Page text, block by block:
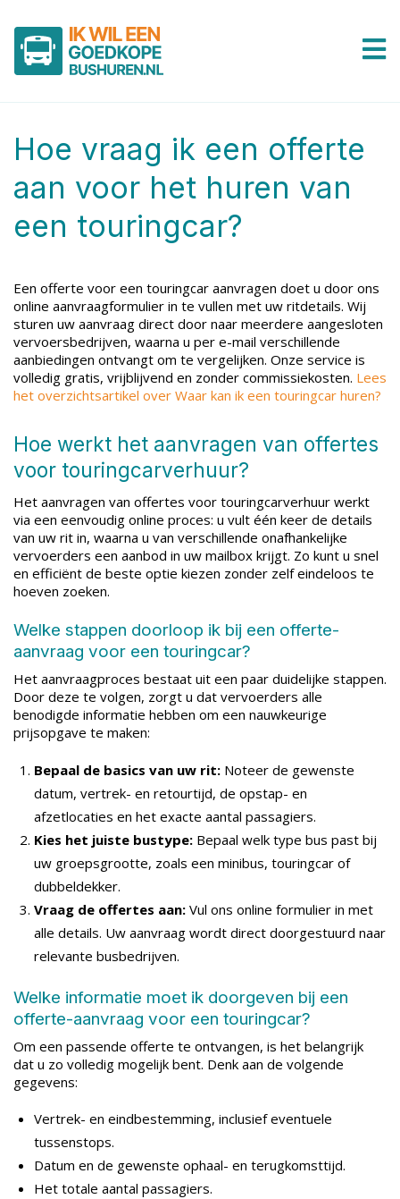
Hoe vraag ik een offerte
aan voor het huren van
een touringcar?
Een offerte voor een touringcar aanvragen doet u door ons
online aanvraagformulier in te vullen met uw ritdetails. Wij
sturen uw aanvraag direct door naar meerdere aangesloten
vervoersbedrijven, waarna u per e-mail verschillende
aanbiedingen ontvangt om te vergelijken. Onze service is
volledig gratis, vrijblijvend en zonder commissiekosten. Lees
het overzichtsartikel over Waar kan ik een touringcar huren?
Hoe werkt het aanvragen van offertes
voor touringcarverhuur?
Het aanvragen van offertes voor touringcarverhuur werkt
via een eenvoudig online proces: u vult één keer de details
van uw rit in, waarna u van verschillende onafhankelijke
vervoerders een aanbod in uw mailbox krijgt. Zo kunt u snel
en efficiënt de beste optie kiezen zonder zelf eindeloos te
hoeven zoeken.
Welke stappen doorloop ik bij een offerte-
aanvraag voor een touringcar?
Het aanvraagproces bestaat uit een paar duidelijke stappen.
Door deze te volgen, zorgt u dat vervoerders alle
benodigde informatie hebben om een nauwkeurige
prijsopgave te maken:
Bepaal de basics van uw rit:Noteer de gewenste
datum, vertrek- en retourtijd, de opstap- en
afzetlocaties en het exacte aantal passagiers.
Kies het juiste bustype:Bepaal welk type bus past bij
uw groepsgrootte, zoals een minibus, touringcar of
dubbeldekker.
Vraag de offertes aan:Vul ons online formulier in met
alle details. Uw aanvraag wordt direct doorgestuurd naar
relevante busbedrijven.
Welke informatie moet ik doorgeven bij een
offerte-aanvraag voor een touringcar?
Om een passende offerte te ontvangen, is het belangrijk
dat u zo volledig mogelijk bent. Denk aan de volgende
gegevens:
Vertrek- en eindbestemming, inclusief eventuele
tussenstops.
Datum en de gewenste ophaal- en terugkomsttijd.
Het totale aantal passagiers.